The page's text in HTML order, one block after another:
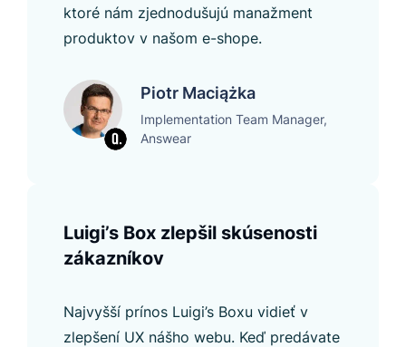
ktoré nám zjednodušujú manažment
produktov v našom e-shope.
Piotr Maciążka
Implementation Team Manager,
Answear
Luigi’s Box zlepšil skúsenosti
zákazníkov
Najvyšší prínos Luigi’s Boxu vidieť v
zlepšení UX nášho webu. Keď predávate